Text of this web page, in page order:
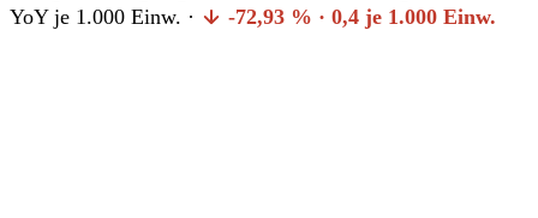
YoY je 1.000 Einw. · -72,93 % · 0,4 je 1.000 Einw.